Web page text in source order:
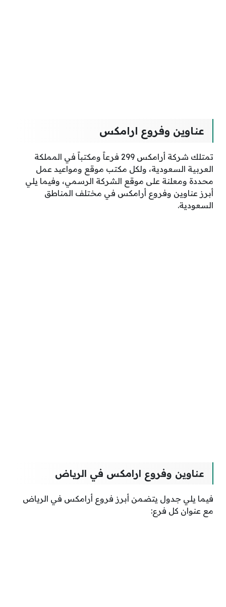
عناوين وفروع ارامكس
تمتلك شركة أرامكس 299 فرعاً ومكتباً في المملكة
العربية السعودية، ولكل مكتب موقع ومواعيد عمل
محددة ومعلنة على موقع الشركة الرسمي، وفيما يلي
أبرز عناوين وفروع أرامكس في مختلف المناطق
السعودية.
عناوين وفروع ارامكس في الرياض
فيما يلي جدول يتضمن أبرز فروع أرامكس في الرياض
مع عنوان كل فرع: